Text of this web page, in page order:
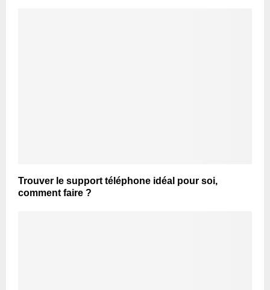
Trouver le support téléphone idéal pour soi,
comment faire ?